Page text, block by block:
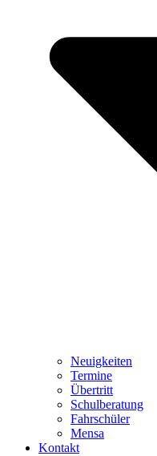
Neuigkeiten
Termine
Übertritt
Schulberatung
Fahrschüler
Mensa
Kontakt